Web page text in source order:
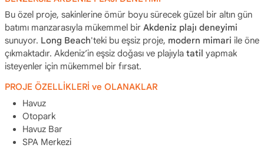
Bu özel proje, sakinlerine ömür boyu sürecek güzel bir altın gün
batımı manzarasıyla mükemmel bir Akdeniz plajı deneyimi
sunuyor. Long Beach'teki bu eşsiz proje, modern mimari ile öne
çıkmaktadır. Akdeniz’in eşsiz doğası ve plajıyla tatil yapmak
isteyenler için mükemmel bir fırsat.
PROJE ÖZELLİKLERİ ve OLANAKLAR
Havuz
Otopark
Havuz Bar
SPA Merkezi